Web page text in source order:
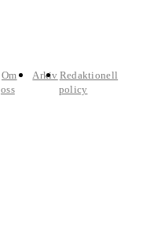
Om
oss
Arkiv Redaktionell
policy